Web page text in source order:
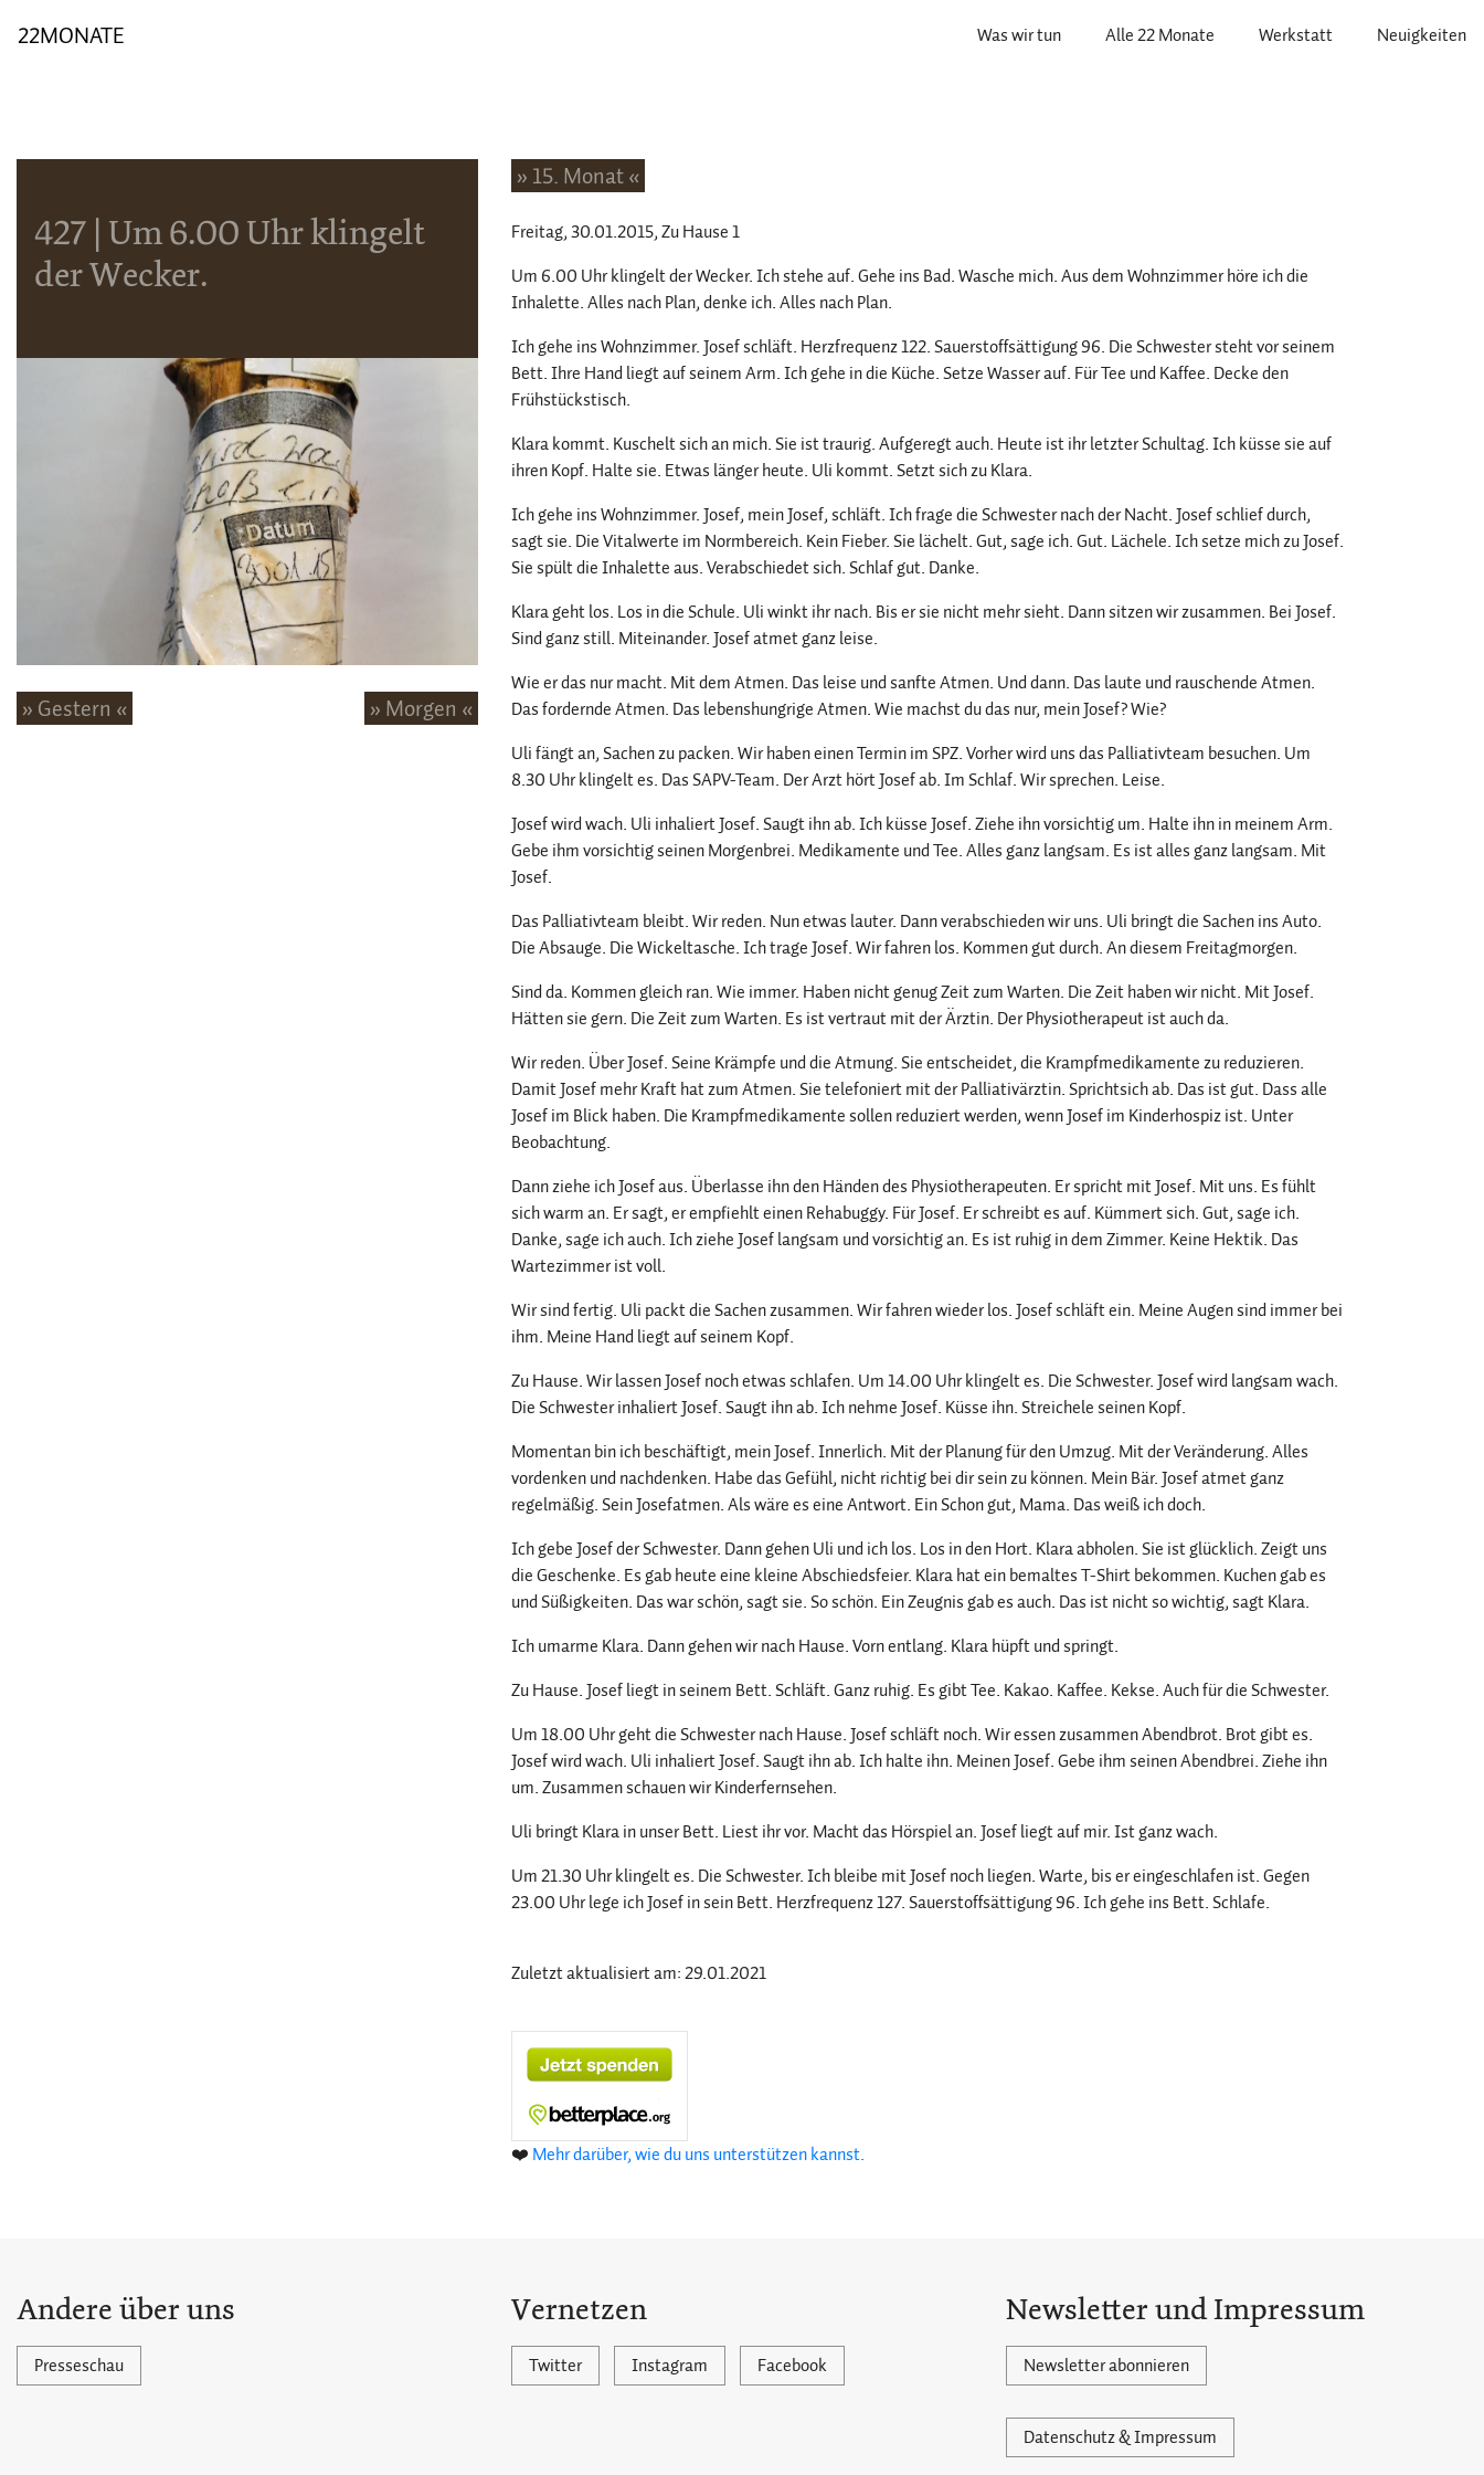
22MONATE Was wir tun Alle 22 Monate Werkstatt Neuigkeiten
427 | Um 6.00 Uhr klingelt
der Wecker.
» Gestern « » Morgen «
» 15. Monat «
Freitag, 30.01.2015, Zu Hause 1
Um 6.00 Uhr klingelt der Wecker. Ich stehe auf. Gehe ins Bad. Wasche mich. Aus dem Wohnzimmer höre ich die
Inhalette. Alles nach Plan, denke ich. Alles nach Plan.
Ich gehe ins Wohnzimmer. Josef schläft. Herzfrequenz 122. Sauerstoffsättigung 96. Die Schwester steht vor seinem
Bett. Ihre Hand liegt auf seinem Arm. Ich gehe in die Küche. Setze Wasser auf. Für Tee und Kaffee. Decke den
Frühstückstisch.
Klara kommt. Kuschelt sich an mich. Sie ist traurig. Aufgeregt auch. Heute ist ihr letzter Schultag. Ich küsse sie auf
ihren Kopf. Halte sie. Etwas länger heute. Uli kommt. Setzt sich zu Klara.
Ich gehe ins Wohnzimmer. Josef, mein Josef, schläft. Ich frage die Schwester nach der Nacht. Josef schlief durch,
sagt sie. Die Vitalwerte im Normbereich. Kein Fieber. Sie lächelt. Gut, sage ich. Gut. Lächele. Ich setze mich zu Josef.
Sie spült die Inhalette aus. Verabschiedet sich. Schlaf gut. Danke.
Klara geht los. Los in die Schule. Uli winkt ihr nach. Bis er sie nicht mehr sieht. Dann sitzen wir zusammen. Bei Josef.
Sind ganz still. Miteinander. Josef atmet ganz leise.
Wie er das nur macht. Mit dem Atmen. Das leise und sanfte Atmen. Und dann. Das laute und rauschende Atmen.
Das fordernde Atmen. Das lebenshungrige Atmen. Wie machst du das nur, mein Josef? Wie?
Uli fängt an, Sachen zu packen. Wir haben einen Termin im SPZ. Vorher wird uns das Palliativteam besuchen. Um
8.30 Uhr klingelt es. Das SAPV-Team. Der Arzt hört Josef ab. Im Schlaf. Wir sprechen. Leise.
Josef wird wach. Uli inhaliert Josef. Saugt ihn ab. Ich küsse Josef. Ziehe ihn vorsichtig um. Halte ihn in meinem Arm.
Gebe ihm vorsichtig seinen Morgenbrei. Medikamente und Tee. Alles ganz langsam. Es ist alles ganz langsam. Mit
Josef.
Das Palliativteam bleibt. Wir reden. Nun etwas lauter. Dann verabschieden wir uns. Uli bringt die Sachen ins Auto.
Die Absauge. Die Wickeltasche. Ich trage Josef. Wir fahren los. Kommen gut durch. An diesem Freitagmorgen.
Sind da. Kommen gleich ran. Wie immer. Haben nicht genug Zeit zum Warten. Die Zeit haben wir nicht. Mit Josef.
Hätten sie gern. Die Zeit zum Warten. Es ist vertraut mit der Ärztin. Der Physiotherapeut ist auch da.
Wir reden. Über Josef. Seine Krämpfe und die Atmung. Sie entscheidet, die Krampfmedikamente zu reduzieren.
Damit Josef mehr Kraft hat zum Atmen. Sie telefoniert mit der Palliativärztin. Sprichtsich ab. Das ist gut. Dass alle
Josef im Blick haben. Die Krampfmedikamente sollen reduziert werden, wenn Josef im Kinderhospiz ist. Unter
Beobachtung.
Dann ziehe ich Josef aus. Überlasse ihn den Händen des Physiotherapeuten. Er spricht mit Josef. Mit uns. Es fühlt
sich warm an. Er sagt, er empfiehlt einen Rehabuggy. Für Josef. Er schreibt es auf. Kümmert sich. Gut, sage ich.
Danke, sage ich auch. Ich ziehe Josef langsam und vorsichtig an. Es ist ruhig in dem Zimmer. Keine Hektik. Das
Wartezimmer ist voll.
Wir sind fertig. Uli packt die Sachen zusammen. Wir fahren wieder los. Josef schläft ein. Meine Augen sind immer bei
ihm. Meine Hand liegt auf seinem Kopf.
Zu Hause. Wir lassen Josef noch etwas schlafen. Um 14.00 Uhr klingelt es. Die Schwester. Josef wird langsam wach.
Die Schwester inhaliert Josef. Saugt ihn ab. Ich nehme Josef. Küsse ihn. Streichele seinen Kopf.
Momentan bin ich beschäftigt, mein Josef. Innerlich. Mit der Planung für den Umzug. Mit der Veränderung. Alles
vordenken und nachdenken. Habe das Gefühl, nicht richtig bei dir sein zu können. Mein Bär. Josef atmet ganz
regelmäßig. Sein Josefatmen. Als wäre es eine Antwort. Ein Schon gut, Mama. Das weiß ich doch.
Ich gebe Josef der Schwester. Dann gehen Uli und ich los. Los in den Hort. Klara abholen. Sie ist glücklich. Zeigt uns
die Geschenke. Es gab heute eine kleine Abschiedsfeier. Klara hat ein bemaltes T-Shirt bekommen. Kuchen gab es
und Süßigkeiten. Das war schön, sagt sie. So schön. Ein Zeugnis gab es auch. Das ist nicht so wichtig, sagt Klara.
Ich umarme Klara. Dann gehen wir nach Hause. Vorn entlang. Klara hüpft und springt.
Zu Hause. Josef liegt in seinem Bett. Schläft. Ganz ruhig. Es gibt Tee. Kakao. Kaffee. Kekse. Auch für die Schwester.
Um 18.00 Uhr geht die Schwester nach Hause. Josef schläft noch. Wir essen zusammen Abendbrot. Brot gibt es.
Josef wird wach. Uli inhaliert Josef. Saugt ihn ab. Ich halte ihn. Meinen Josef. Gebe ihm seinen Abendbrei. Ziehe ihn
um. Zusammen schauen wir Kinderfernsehen.
Uli bringt Klara in unser Bett. Liest ihr vor. Macht das Hörspiel an. Josef liegt auf mir. Ist ganz wach.
Um 21.30 Uhr klingelt es. Die Schwester. Ich bleibe mit Josef noch liegen. Warte, bis er eingeschlafen ist. Gegen
23.00 Uhr lege ich Josef in sein Bett. Herzfrequenz 127. Sauerstoffsättigung 96. Ich gehe ins Bett. Schlafe.
Zuletzt aktualisiert am: 29.01.2021
❤️ Mehr darüber, wie du uns unterstützen kannst.
Andere über uns
Presseschau
Vernetzen
Twitter Instagram Facebook
Newsletter und Impressum
Newsletter abonnieren
Datenschutz & Impressum